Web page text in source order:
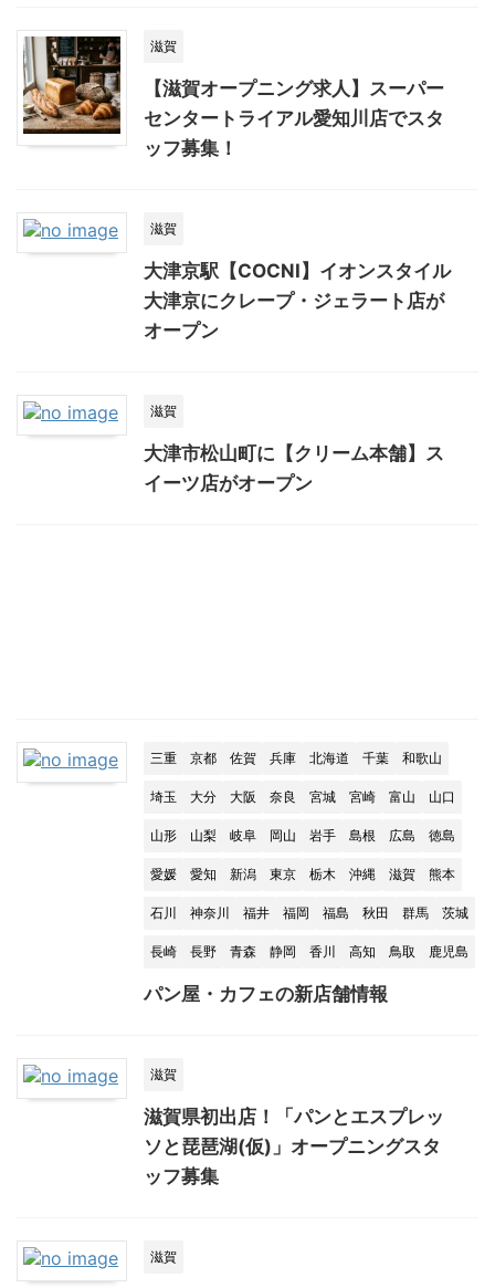
滋賀
【滋賀オープニング求人】スーパー
センタートライアル愛知川店でスタ
ッフ募集！
滋賀
大津京駅【COCNI】イオンスタイル
大津京にクレープ・ジェラート店が
オープン
滋賀
大津市松山町に【クリーム本舗】ス
イーツ店がオープン
三重 京都 佐賀 兵庫 北海道 千葉 和歌山
埼玉 大分 大阪 奈良 宮城 宮崎 富山 山口
山形 山梨 岐阜 岡山 岩手 島根 広島 徳島
愛媛 愛知 新潟 東京 栃木 沖縄 滋賀 熊本
石川 神奈川 福井 福岡 福島 秋田 群馬 茨城
長崎 長野 青森 静岡 香川 高知 鳥取 鹿児島
パン屋・カフェの新店舗情報
滋賀
滋賀県初出店！「パンとエスプレッ
ソと琵琶湖(仮)」オープニングスタ
ッフ募集
滋賀